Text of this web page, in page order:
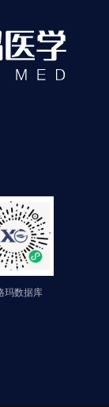
玛数据库